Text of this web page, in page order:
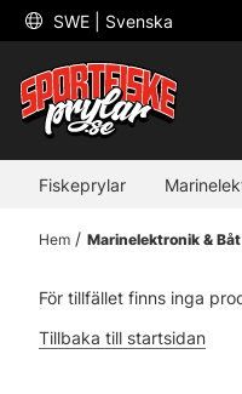
SWE | Svenska
Fiskeprylar
Hem Marinelektronik & Båt
För tillfället finns inga
Tillbaka till startsidan